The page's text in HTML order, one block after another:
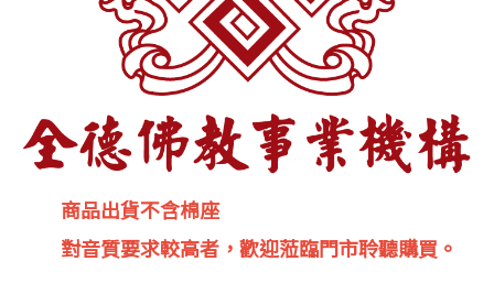
商品出貨不含棉座
對音質要求較高者，歡迎蒞臨門市聆聽購買。